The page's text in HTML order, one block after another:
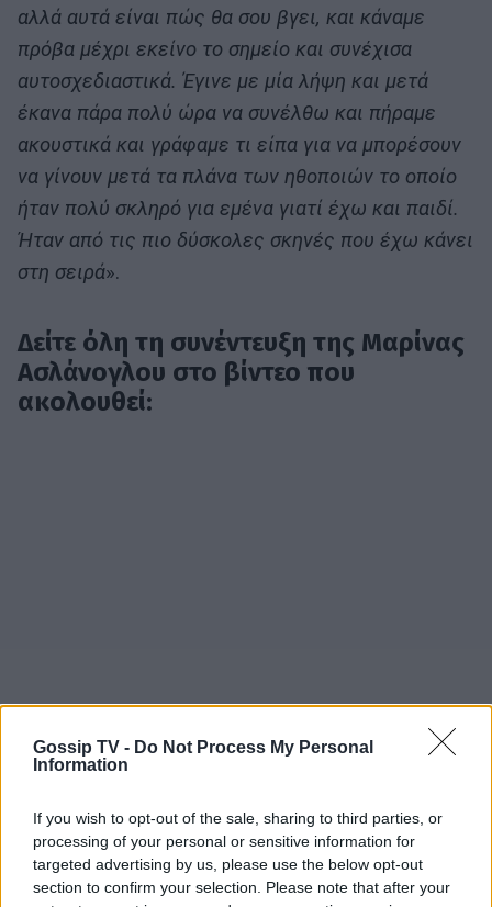
Gossip TV - Do Not Process My Personal
Information
If you wish to opt-out of the sale, sharing to third parties, or
processing of your personal or sensitive information for
targeted advertising by us, please use the below opt-out
section to confirm your selection. Please note that after your
αλλά αυτά είναι πώς θα σου βγει, και κάναμε
πρόβα μέχρι εκείνο το σημείο και συνέχισα
αυτοσχεδιαστικά. Έγινε με μία λήψη και μετά
έκανα πάρα πολύ ώρα να συνέλθω και πήραμε
ακουστικά και γράφαμε τι είπα για να μπορέσουν
να γίνουν μετά τα πλάνα των ηθοποιών το οποίο
ήταν πολύ σκληρό για εμένα γιατί έχω και παιδί.
Ήταν από τις πιο δύσκολες σκηνές που έχω κάνει
στη σειρά».
Δείτε όλη τη συνέντευξη της Μαρίνας
Ασλάνογλου στο βίντεο που
ακολουθεί:
Διαβάστε επίσης:
Ψυχοκόρες - Η Μαρίνα Ασλάνογλου
αποχαιρετά την ηρωίδα της: «Αντίο Ευανθία
Νάτση, αντίο Νάτσαινα»